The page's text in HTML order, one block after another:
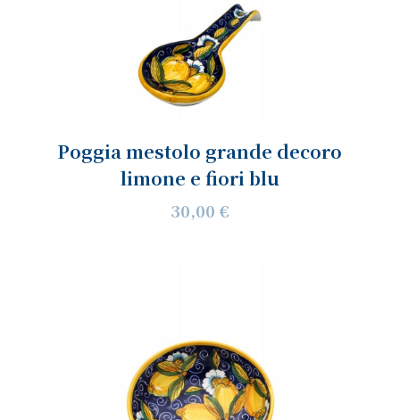
Poggia mestolo grande decoro
limone e fiori blu
30,00 €